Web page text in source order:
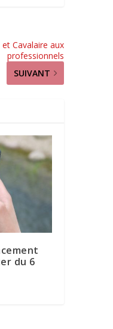
Cavalaire aux
professionnels
SUIVANT
du 6